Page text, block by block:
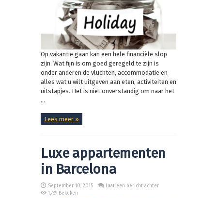
Op vakantie gaan kan een hele financiële slop
zijn. Wat fijn is om goed geregeld te zijn is
onder anderen de vluchten, accommodatie en
alles wat u wilt uitgeven aan eten, activiteiten en
uitstapjes. Het is niet onverstandig om naar het
...
Lees meer »
Luxe appartementen
in Barcelona
September 10, 2015
Laat een bericht achter
1,789 Bekeken